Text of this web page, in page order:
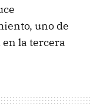
uno de
la tercera